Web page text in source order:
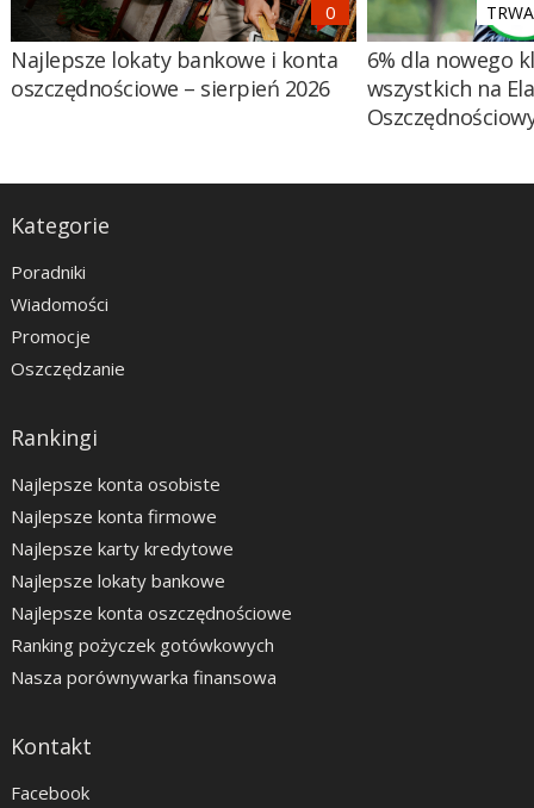
Najlepsze lokaty bankowe i konta
oszczędnościowe – sierpień 2026
6% dla nowego
wszystkich na
Kategorie
Poradniki
Wiadomości
Promocje
Oszczędzanie
Rankingi
Najlepsze konta osobiste
Najlepsze konta firmowe
Najlepsze karty kredytowe
Najlepsze lokaty bankowe
Najlepsze konta oszczędnościowe
Ranking pożyczek gotówkowych
Nasza porównywarka finansowa
Kontakt
Facebook